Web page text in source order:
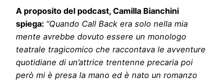
A proposito del podcast, Camilla Bianchini
spiega: “Quando Call Back era solo nella mia
mente avrebbe dovuto essere un monologo
teatrale tragicomico che raccontava le avventure
quotidiane di un’attrice trentenne precaria poi
però mi è presa la mano ed è nato un romanzo